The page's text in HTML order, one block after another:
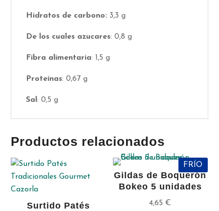
Hidratos de carbono: 3,3 g
De los cuales azucares: 0,8 g
Fibra alimentaria: 1,5 g
Proteínas: 0,67 g
Sal: 0,5 g
Productos relacionados
Surtido Patés
FRÍO
Gildas de Boquerón
Bokeo 5 unidades
4,65€